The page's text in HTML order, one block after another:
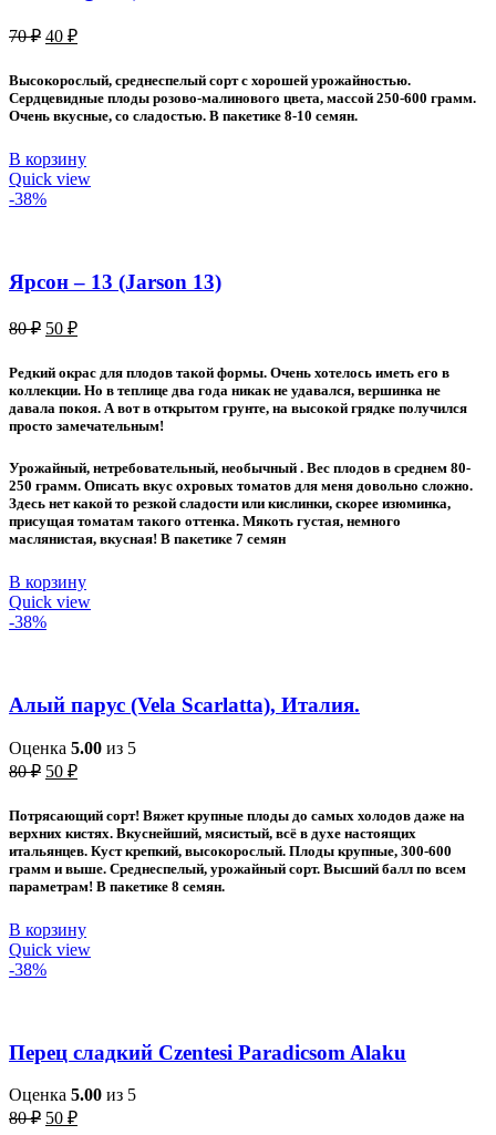
70₽ Первоначальная
составляла
70 ₽.
40 ₽Текущая
40 ₽.
Высокорослый, среднеспелый сорт с хорошей урожайностью.
Сердцевидные плоды розово-малинового цвета, массой 250-600 грамм.
Очень вкусные, со сладостью. В пакетике 8-10 семян.
В корзину
Quick view
-38%
Ярсон – 13 (Jarson 13)
80₽ Первоначальная
составляла
80 ₽.
50 ₽Текущая
50 ₽.
Редкий окрас для плодов такой формы. Очень хотелось иметь его в
коллекции. Но в теплице два года никак не удавался, вершинка не
давала покоя. А вот в открытом грунте, на высокой грядке получился
просто замечательным!
Урожайный, нетребовательный, необычный . Вес плодов в среднем 80-
250 грамм. Описать вкус охровых томатов для меня довольно сложно.
Здесь нет какой то резкой сладости или кислинки, скорее изюминка,
присущая томатам такого оттенка. Мякоть густая, немного
маслянистая, вкусная! В пакетике 7 семян
В корзину
Quick view
-38%
Алый парус (Vela Scarlatta), Италия.
Оценка 5.00 из 5
80₽ Первоначальная
составляла
80 ₽.
50 ₽Текущая
50 ₽.
Потрясающий сорт! Вяжет крупные плоды до самых холодов даже на
верхних кистях. Вкуснейший, мясистый, всё в духе настоящих
итальянцев. Куст крепкий, высокорослый. Плоды крупные, 300-600
грамм и выше. Среднеспелый, урожайный сорт. Высший балл по всем
параметрам! В пакетике 8 семян.
В корзину
Quick view
-38%
Перец сладкий Czentesi Paradicsom Alaku
Оценка 5.00 из 5
80₽ Первоначальная
50 ₽Текущая